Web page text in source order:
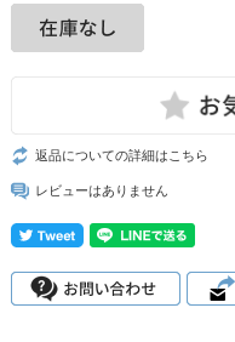
返品についての詳細はこちら
レビューはありません